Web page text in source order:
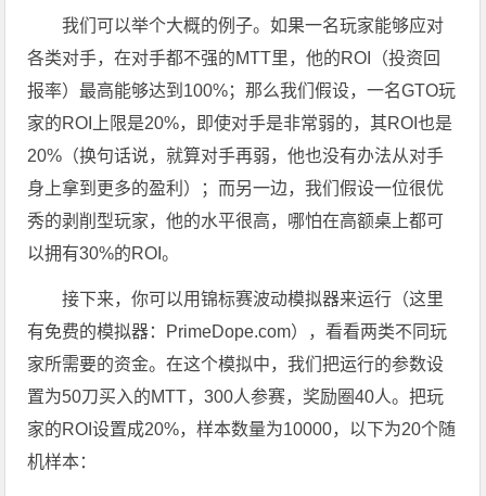
我们可以举个大概的例子。如果一名玩家能够应对
各类对手，在对手都不强的MTT里，他的ROI（投资回
报率）最高能够达到100%；那么我们假设，一名GTO玩
家的ROI上限是20%，即使对手是非常弱的，其ROI也是
20%（换句话说，就算对手再弱，他也没有办法从对手
身上拿到更多的盈利）；而另一边，我们假设一位很优
秀的剥削型玩家，他的水平很高，哪怕在高额桌上都可
以拥有30%的ROI。
接下来，你可以用锦标赛波动模拟器来运行（这里
有免费的模拟器：PrimeDope.com），看看两类不同玩
家所需要的资金。在这个模拟中，我们把运行的参数设
置为50刀买入的MTT，300人参赛，奖励圈40人。把玩
家的ROI设置成20%，样本数量为10000，以下为20个随
机样本：